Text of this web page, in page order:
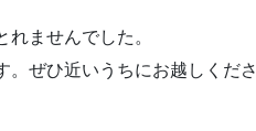
ませんでした。
ぜひ近いうちにお越しくださ